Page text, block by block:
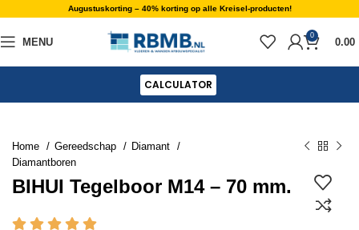
Augustuskorting – 40% korting op alle Kreisel-producten!
MENU
0
0.00
CALCULATOR
Home Gereedschap
Diamant
Diamantboren
BIHUI Tegelboor M14 – 70 mm.